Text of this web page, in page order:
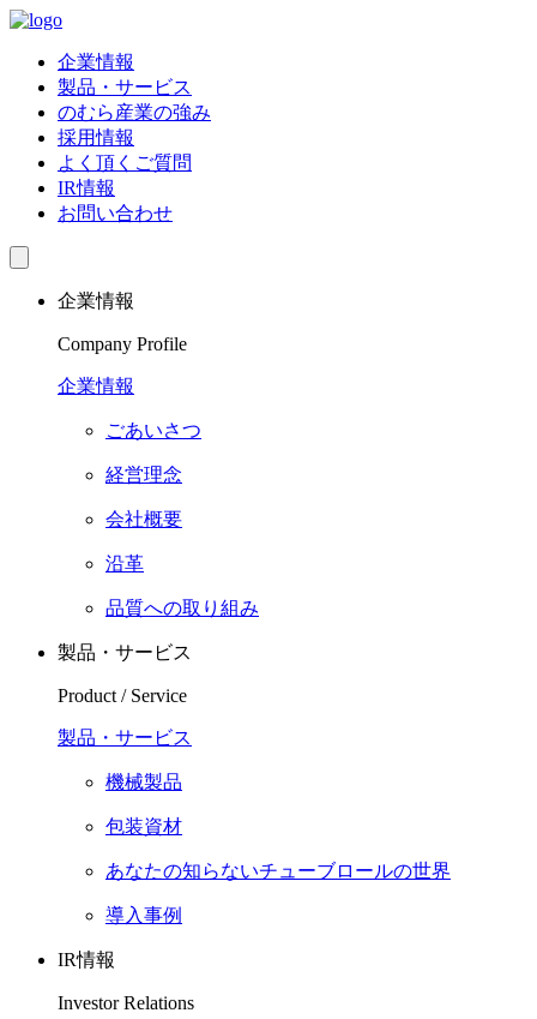
企業情報
製品・サービス
のむら産業の強み
採用情報
よく頂くご質問
IR情報
お問い合わせ
企業情報
Company Profile
企業情報
ごあいさつ
経営理念
会社概要
沿革
品質への取り組み
製品・サービス
Product / Service
製品・サービス
機械製品
包装資材
あなたの知らないチューブロールの世界
導入事例
IR情報
Investor Relations